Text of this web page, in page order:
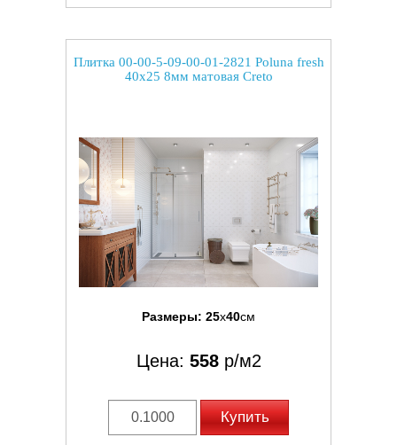
Плитка 00-00-5-09-00-01-2821 Poluna fresh
40x25 8мм матовая Creto
Размеры: 25x40см
Цена: 558р/м2
Купить